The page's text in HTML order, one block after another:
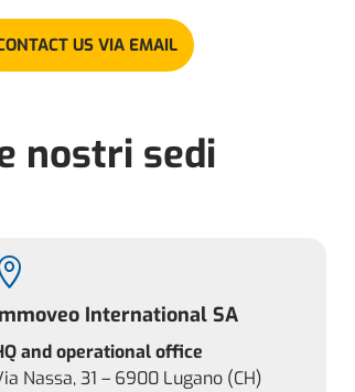
US VIA EMAIL
nostri sedi
International SA
and operational office
Nassa, 31 – 6900 Lugano (CH)